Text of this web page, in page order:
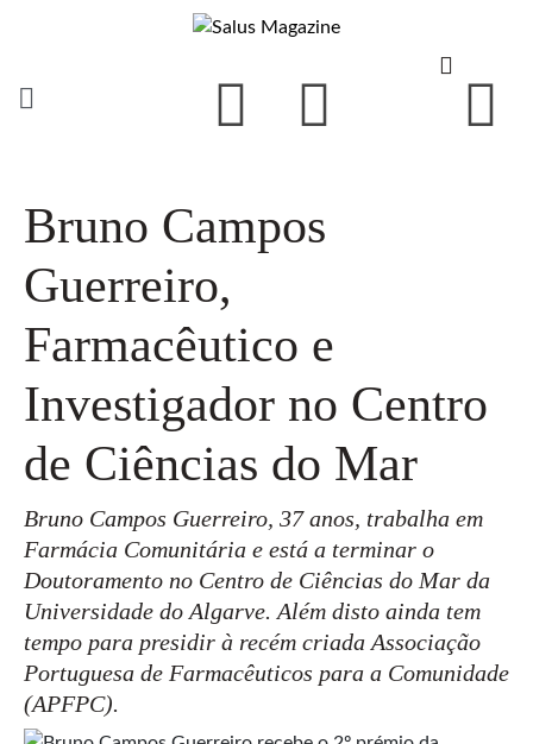
Bruno Campos
Guerreiro,
Farmacêutico e
Investigador no Centro
de Ciências do Mar
Bruno Campos Guerreiro, 37 anos, trabalha em
Farmácia Comunitária e está a terminar o
Doutoramento no Centro de Ciências do Mar da
Universidade do Algarve. Além disto ainda tem
tempo para presidir à recém criada Associação
Portuguesa de Farmacêuticos para a Comunidade
(APFPC).